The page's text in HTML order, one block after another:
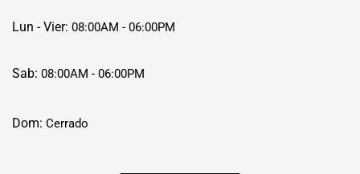
Lun - Vier: 08:00AM - 06:00PM
Sab: 08:00AM - 06:00PM
Dom: Cerrado